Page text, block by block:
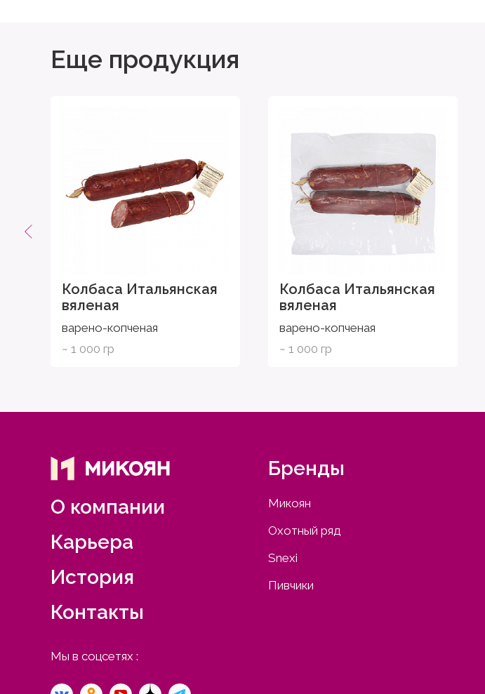
Еще продукция
Колбаса Итальянская
вяленая
варено-копченая
~ 1 000 гр
Колбаса Итальянская
вяленая
варено-копченая
~ 1 000 гр
О компании
Карьера
История
Контакты
Мы в соцсетях :
Бренды
Микоян
Охотный ряд
Snexi
Пивчики